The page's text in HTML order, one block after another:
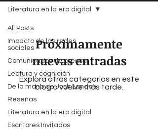
All Posts
Impacto de las redes
sociales
Comunicados de prensa
Lectura y cognición
De la mano de Josh Landon
Reseñas
Literatura en la era digital
Escritores Invitados
Literatura en la era digital
Próximamente
nuevas entradas
Explora otras categorías en este
blog o vuelve más tarde.